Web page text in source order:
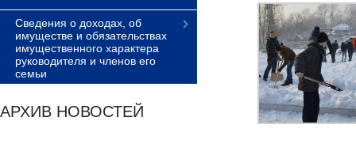
Сведения о доходах, об
имуществе и обязательствах
имущественного характера
руководителя и членов его
семьи
АРХИВ НОВОСТЕЙ